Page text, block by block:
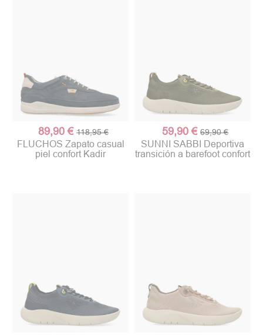
89,90 € 118,95 €
FLUCHOS Zapato casual
piel confort Kadir
59,90 € 69,90 €
SUNNI SABBI Deportiva
transición a barefoot confort